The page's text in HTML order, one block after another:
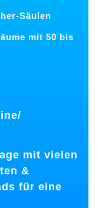
Säulen
mit 50 bis
mit vielen
&
für eine